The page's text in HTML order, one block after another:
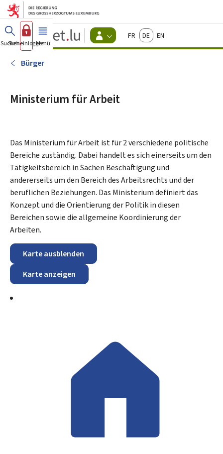
Zum Hauptmenü
Zum Inhalt
Guichet.lu
Changer
d'espace
FrançaisDeutschEnglish
Suchen
Sich einloggen
Menü Haupt-
Bürger
Ministerium für Arbeit
Das Ministerium für Arbeit ist für 2 verschiedene politische
Bereiche zuständig. Dabei handelt es sich einerseits um den
Tätigkeitsbereich in Sachen Beschäftigung und
andererseits um den Bereich des Arbeitsrechts und der
beruflichen Beziehungen. Das Ministerium definiert das
Konzept und die Orientierung der Politik in diesen
Bereichen sowie die allgemeine Koordinierung der
Arbeiten.
Karte ausblenden
Karte anzeigen